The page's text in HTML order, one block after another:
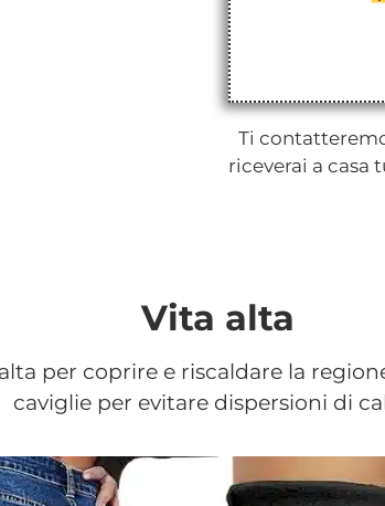
Ti
riceverai a casa
Vita alta
per coprire e riscaldare la
caviglie per evitare dispersioni di